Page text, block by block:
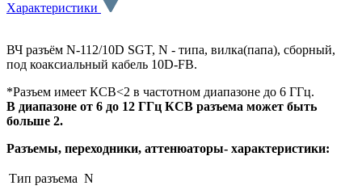
Характеристики
ВЧ разъём N-112/10D SGT, N - типа, вилка(папа), сборный,
под коаксиальный кабель 10D-FB.
*Разъем имеет КСВ<2 в частотном диапазоне до 6 ГГц.
В диапазоне от 6 до 12 ГГц КСВ разъема может быть
больше 2.
Разъемы, переходники, аттенюаторы- характеристики:
Тип разъема N